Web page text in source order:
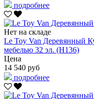
подробнее
Нет на складе
Le Toy Van Деревянный
мебелью 32 эл. (H136)
Цена
14 540 руб
подробнее